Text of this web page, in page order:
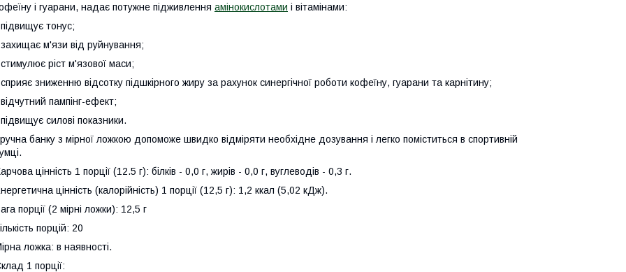
і гуарани, надає потужне підживлення амінокислотами і вітамінами:
тонус;
м'язи від руйнування;
ріст м'язової маси;
зниженню відсотку підшкірного жиру за рахунок синергічної роботи кофеїну, гуарани та карнітину;
пампінг-ефект;
силові показники.
банку з мірної ложкою допоможе швидко відміряти необхідне дозування і легко поміститься в спортивній
цінність 1 порції (12.5 г): білків - 0,0 г, жирів - 0,0 г, вуглеводів - 0,3 г.
цінність (калорійність) 1 порції (12,5 г): 1,2 ккал (5,02 кДж).
порції (2 мірні ложки): 12,5 г
порцій: 20
ложка: в наявності.
1 порції: